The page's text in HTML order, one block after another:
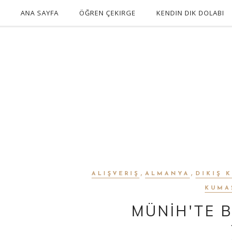
ANA SAYFA ÖĞREN ÇEKIRGE KENDIN DIK DOLABI
ALIŞVERIŞ , ALMANYA , DIKIŞ
MÜNİH'TE